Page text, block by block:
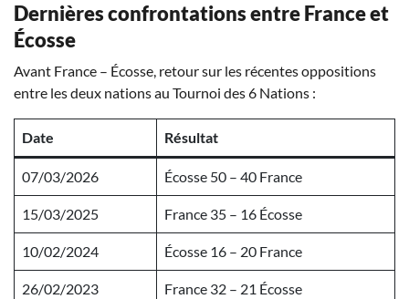
Dernières confrontations entre France et
Écosse
Avant France – Écosse, retour sur les récentes oppositions
entre les deux nations au Tournoi des 6 Nations :
Date Résultat
07/03/2026 Écosse 50 – 40 France
15/03/2025 France 35 – 16 Écosse
10/02/2024 Écosse 16 – 20 France
26/02/2023 France 32 – 21 Écosse